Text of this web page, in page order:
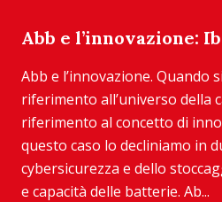
Abb e l’innovazione:
Abb e l’innovazione. Quando
riferimento all’universo della
riferimento al concetto di
questo caso lo decliniamo in
cybersicurezza e dello
e capacità delle batterie. Ab...